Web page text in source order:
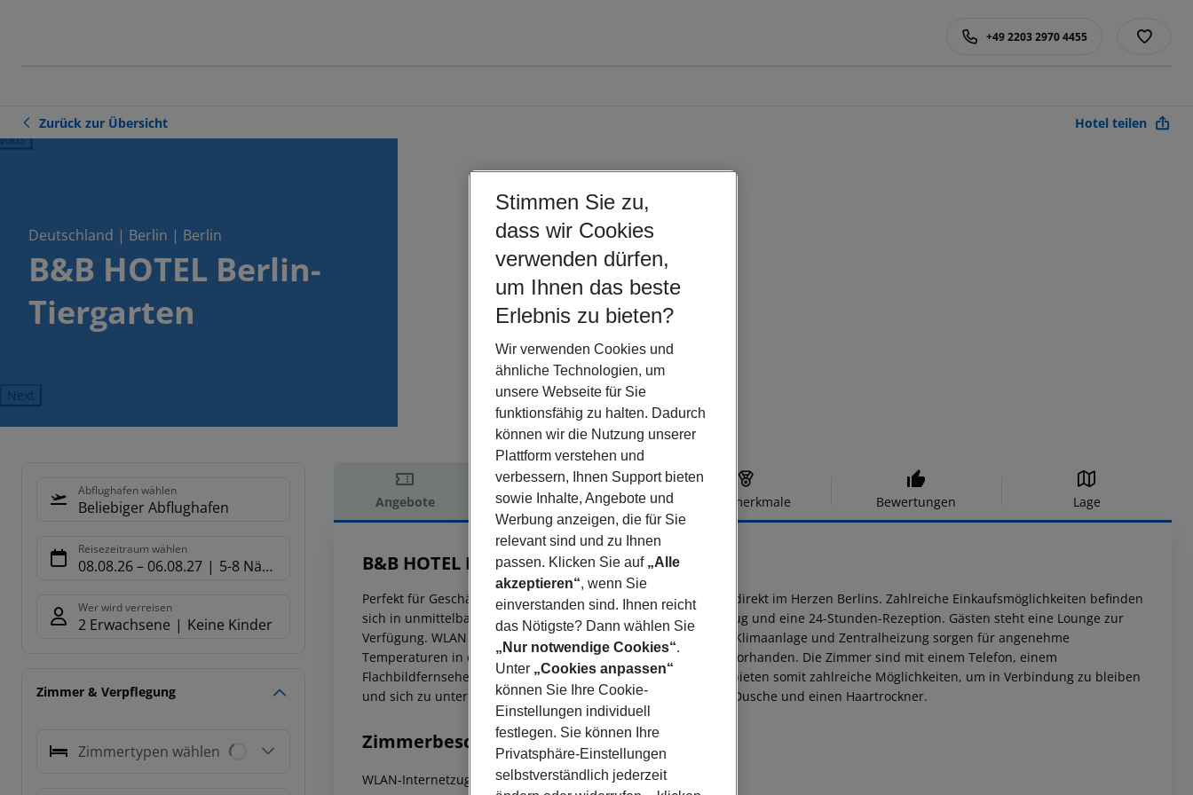
+49 2203 2970 4455
Zurück zur Übersicht Hotel teilen
Deutschland | Berlin | Berlin
B&B HOTEL Berlin-
Tiergarten
Next
Abflughafen wählen
Beliebiger Abflughafen
Reisezeitraum wählen
08.08.26– 06.08.27 5-8 Nächte
Wer wird verreisen
2 Erwachsene Keine Kinder
Zimmer & Verpflegung
Zimmertypen wählen
Angebote Hotelbeschreibung Hotelmerkmale Bewertungen Lage
Hotelbeschreibung
B&B HOTEL Berlin-Tiergarten
Perfekt für Geschäftsreisende und Familien, liegt dieses Hotel direkt im Herzen Berlins. Zahlreiche Einkaufsmöglichkeiten befinden
sich in unmittelbarer Nähe. Das Hotel verfügt über einen Aufzug und eine 24-Stunden-Rezeption. Gästen steht eine Lounge zur
Verfügung. WLAN ist in den öffentlichen Bereichen verfügbar. Klimaanlage und Zentralheizung sorgen für angenehme
Temperaturen in den Zimmern. Ein Schreibtisch ist ebenfalls vorhanden. Die Zimmer sind mit einem Telefon, einem
Flachbildfernseher und kostenfreiem WLAN ausgestattet und bieten somit zahlreiche Möglichkeiten, um in Verbindung zu bleiben
und sich zu unterhalten. Die Badezimmer verfügen über eine Dusche und einen Haartrockner.
Zimmerbeschreibung
WLAN-Internetzugang
Stimmen Sie zu,
dass wir Cookies
verwenden dürfen,
um Ihnen das beste
Erlebnis zu bieten?
Wir verwenden Cookies und
ähnliche Technologien, um
unsere Webseite für Sie
funktionsfähig zu halten. Dadurch
können wir die Nutzung unserer
Plattform verstehen und
verbessern, Ihnen Support bieten
sowie Inhalte, Angebote und
Werbung anzeigen, die für Sie
relevant sind und zu Ihnen
passen. Klicken Sie auf „Alle
akzeptieren“, wenn Sie
einverstanden sind. Ihnen reicht
das Nötigste? Dann wählen Sie
„Nur notwendige Cookies“.
Unter „Cookies anpassen“
können Sie Ihre Cookie-
Einstellungen individuell
festlegen. Sie können Ihre
Privatsphäre-Einstellungen
selbstverständlich jederzeit